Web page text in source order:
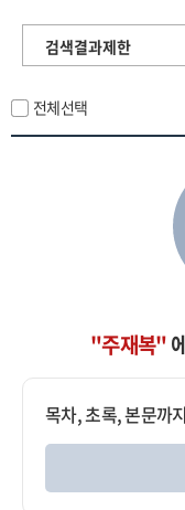
검색결과제한
전체선택
"주재복"
목차, 초록, 본문까